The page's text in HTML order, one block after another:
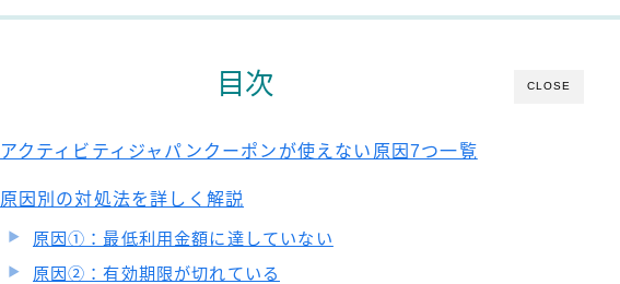
CLOSE
目次
アクティビティジャパンクーポンが使えない原因7つ一覧
原因別の対処法を詳しく解説
原因①：最低利用金額に達していない
原因②：有効期限が切れている